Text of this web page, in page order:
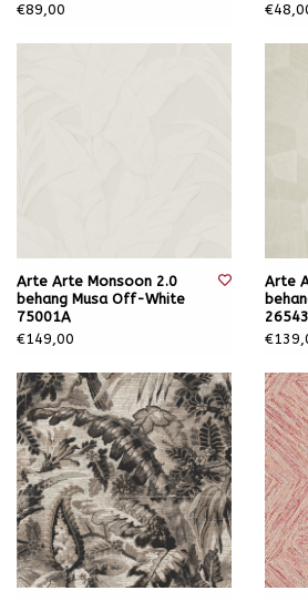
€89,00
Arte Arte Monsoon 2.0
behang Musa Off-White
75001A
€149,00
Arte